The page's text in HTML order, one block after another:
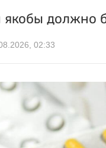
якобы должно
02:33